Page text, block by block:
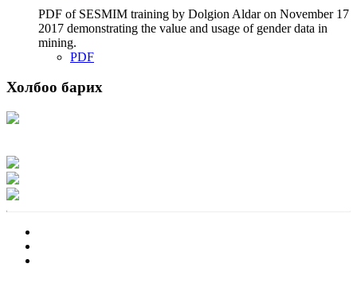
PDF of SESMIM training by Dolgion Aldar on November 17
2017 demonstrating the value and usage of gender data in
mining.
PDF
Холбоо барих